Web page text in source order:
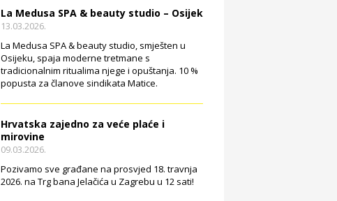
La Medusa SPA & beauty studio – Osijek
13.03.2026.
La Medusa SPA & beauty studio, smješten u
Osijeku, spaja moderne tretmane s
tradicionalnim ritualima njege i opuštanja. 10 %
popusta za članove sindikata Matice.
Hrvatska zajedno za veće plaće i
mirovine
09.03.2026.
Pozivamo sve građane na prosvjed 18. travnja
2026. na Trg bana Jelačića u Zagrebu u 12 sati!